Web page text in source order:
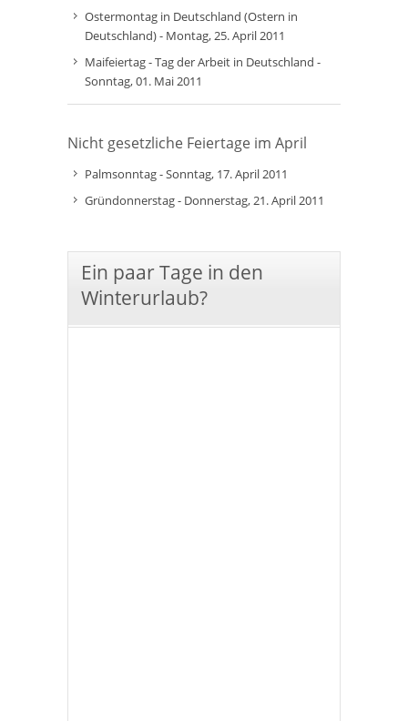
Ostermontag in Deutschland (Ostern in
Deutschland) - Montag, 25. April 2011
Maifeiertag - Tag der Arbeit in Deutschland -
Sonntag, 01. Mai 2011
Nicht gesetzliche Feiertage im April
Palmsonntag - Sonntag, 17. April 2011
Gründonnerstag - Donnerstag, 21. April 2011
Ein paar Tage in den
Winterurlaub?